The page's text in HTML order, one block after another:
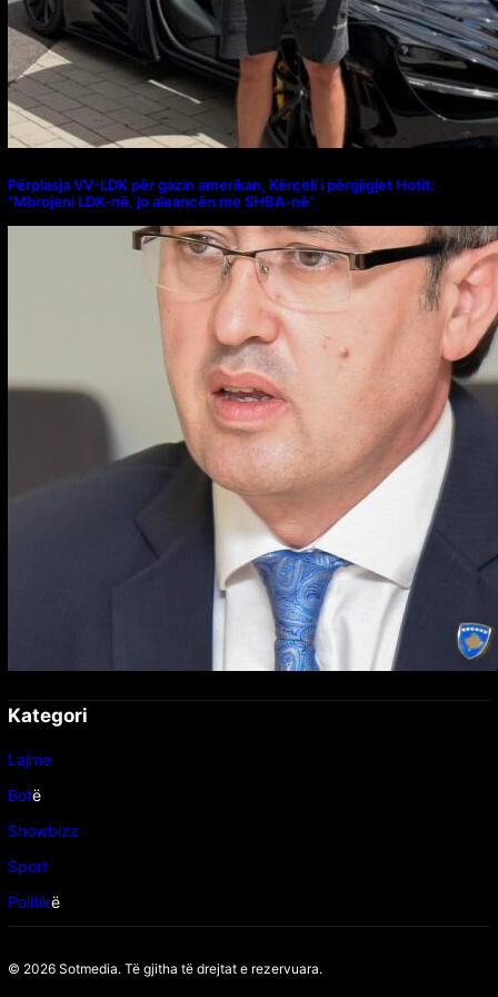
Përplasja VV-LDK për gazin amerikan, Kërçeli i përgjigjet Hotit:
“Mbrojeni LDK-në, jo aleancën me SHBA-në”
Kategori
Lajme
Botë
Showbizz
Sport
Politikë
© 2026 Sotmedia. Të gjitha të drejtat e rezervuara.